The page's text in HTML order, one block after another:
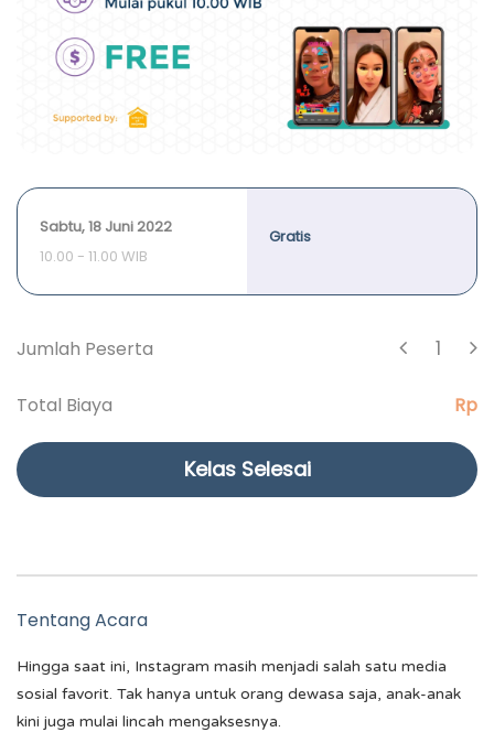
Sabtu, 18 Juni 2022
10.00 - 11.00 WIB
Gratis
Jumlah Peserta 1
Total Biaya Rp
Kelas Selesai
Tentang Acara
Hingga saat ini, Instagram masih menjadi salah satu media
sosial favorit. Tak hanya untuk orang dewasa saja, anak-anak
kini juga mulai lincah mengaksesnya.